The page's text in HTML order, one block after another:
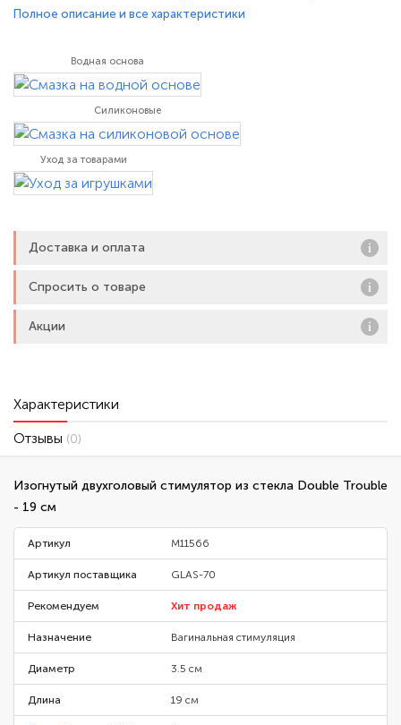
партнером может оказаться чрезвычайно интересным опытом.
фаллоимитатор Double Trouble из стекла. Благодаря
уникальному изгибу и двум выпуклым головкам конической
формы, он обеспечивает глубокое,
Полное описание и все характеристики
Водная основа
Силиконовые
Уход за товарами
Доставка и оплата
Спросить о товаре
Акции
Характеристики
Отзывы (0)
Изогнутый двухголовый стимулятор из стекла Double Trouble
- 19 см
Артикул M11566
Артикул поставщика GLAS-70
Рекомендуем Хит продаж
Назначение Вагинальная стимуляция
Диаметр 3.5 см
Длина 19 см